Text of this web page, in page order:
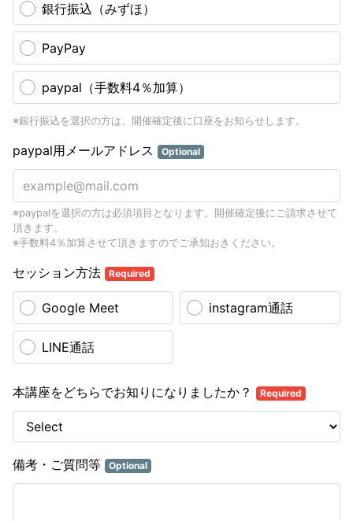
銀行振込（みずほ）
PayPay
paypal（手数料4％加算）
※銀行振込を選択の方は、開催確定後に口座をお知らせします。
paypal用メールアドレス Optional
※paypalを選択の方は必須項目となります。開催確定後にご請求させて
頂きます。
※手数料4％加算させて頂きますのでご承知おきください。
セッション方法 Required
Google Meet instagram通話
LINE通話
本講座をどちらでお知りになりましたか？ Required
備考・ご質問等 Optional